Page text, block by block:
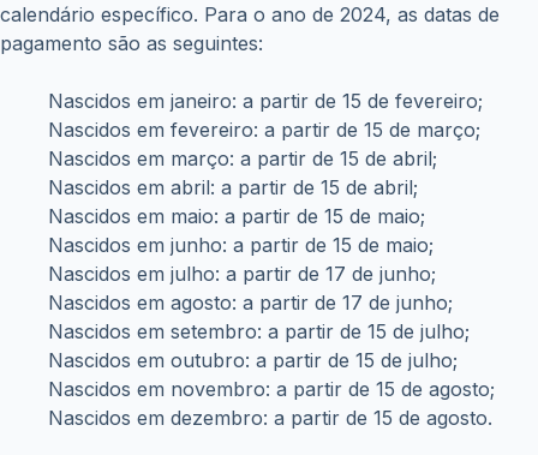
calendário específico. Para o ano de 2024, as datas de
pagamento são as seguintes:
Nascidos em janeiro: a partir de 15 de fevereiro;
Nascidos em fevereiro: a partir de 15 de março;
Nascidos em março: a partir de 15 de abril;
Nascidos em abril: a partir de 15 de abril;
Nascidos em maio: a partir de 15 de maio;
Nascidos em junho: a partir de 15 de maio;
Nascidos em julho: a partir de 17 de junho;
Nascidos em agosto: a partir de 17 de junho;
Nascidos em setembro: a partir de 15 de julho;
Nascidos em outubro: a partir de 15 de julho;
Nascidos em novembro: a partir de 15 de agosto;
Nascidos em dezembro: a partir de 15 de agosto.